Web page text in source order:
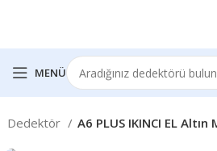
MENÜ
Dedektör A6 PLUS IKINCI EL